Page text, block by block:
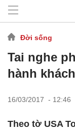
Đời sống
Tai nghe
hành
16/03/2017 - 12:46
Theo tờ USA